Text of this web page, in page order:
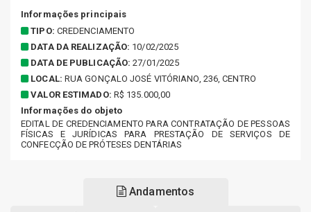
Informações principais
TIPO: CREDENCIAMENTO
DATA DA REALIZAÇÃO: 10/02/2025
DATA DE PUBLICAÇÃO: 27/01/2025
LOCAL: RUA GONÇALO JOSÉ VITÓRIANO, 236, CENTRO
VALOR ESTIMADO: R$ 135.000,00
Informações do objeto
EDITAL DE CREDENCIAMENTO PARA CONTRATAÇÃO DE PESSOAS
FÍSICAS E JURÍDICAS PARA PRESTAÇÃO DE SERVIÇOS DE
CONFECÇÃO DE PRÓTESES DENTÁRIAS
Andamentos